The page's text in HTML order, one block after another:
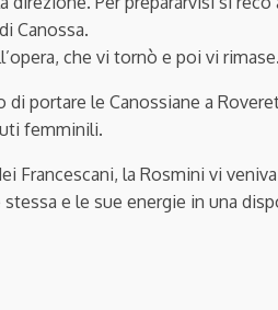
Canossa.
che vi tornò e poi vi rimase.
portare le Canossiane a
femminili.
Francescani, la Rosmini vi
e le sue energie in una